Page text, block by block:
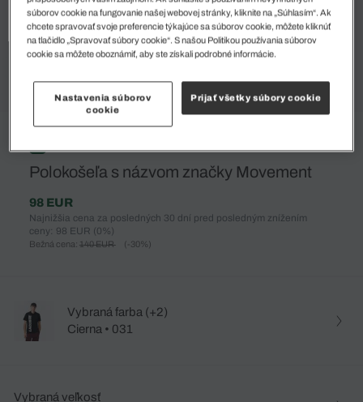
Polokošeľa s názvom značky Movement
98 EUR
Najnižšia cena za posledných 30 dní pred posledným znížením
ceny: 98 EUR (0%)
Bežná cena: 140 EUR (-30%)
Vybraná farba (+2)
Cierna • 031
Vybraná veľkosť
súborov cookie na fungovanie našej webovej stránky, kliknite na „Súhlasím“. Ak
chcete spravovať svoje preferencie týkajúce sa súborov cookie, môžete kliknúť
na tlačidlo „Spravovať súbory cookie“. S našou Politikou používania súborov
cookie sa môžete oboznámiť, aby ste získali podrobné informácie.
Nastavenia súborov
cookie
Prijať všetky súbory cookie